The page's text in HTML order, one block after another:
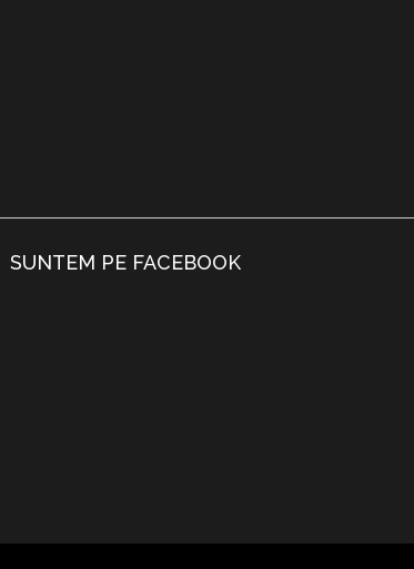
SUNTEM PE FACEBOOK